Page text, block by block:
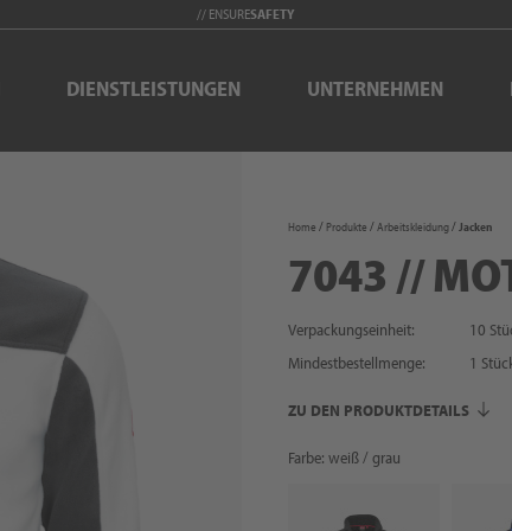
// ENSURESAFETY
DIENSTLEISTUNGEN UNTERNEHMEN
Home Produkte Arbeitskleidung Jacken
7043 //
Verpackungseinheit:
10
Mindestbestellmenge:
1
ZU DEN PRODUKTDETAILS
Farbe: weiß / grau